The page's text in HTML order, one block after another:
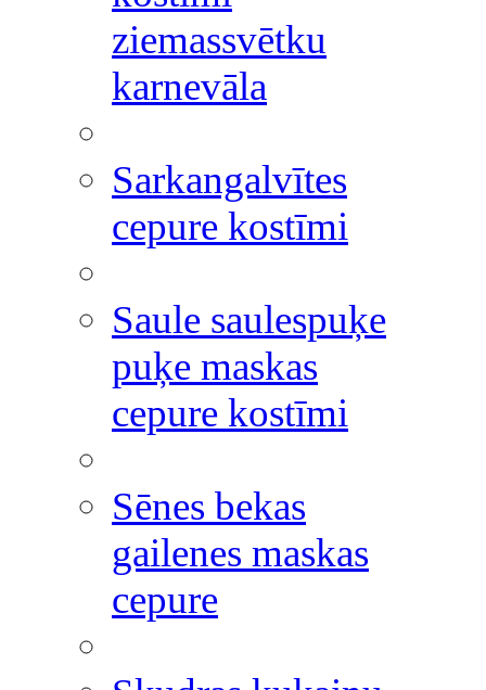
ziemassvētku
karnevāla
Sarkangalvītes
cepure kostīmi
Saule saulespuķe
puķe maskas
cepure kostīmi
Sēnes bekas
gailenes maskas
cepure